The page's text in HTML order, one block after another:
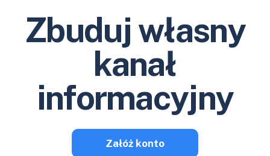
Zbuduj własny
kanał
informacyjny
Załóż konto